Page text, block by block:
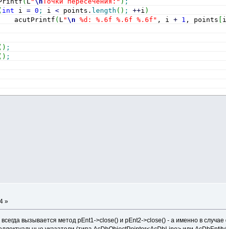
int i = 0 ; i < points. length ( ) ; ++i )
( L "\n %d: %.6f %.6f %.6f" , i + 1 , points [ i
) ;
) ;
»
вызывается метод pEnt1->close() и pEnt2->close() - а именно в